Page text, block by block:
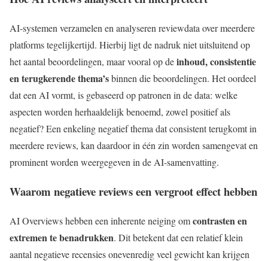
AI-systemen verzamelen en analyseren reviewdata over meerdere
platforms tegelijkertijd. Hierbij ligt de nadruk niet uitsluitend op
het aantal beoordelingen, maar vooral op deinhoud, consistentie
en terugkerende thema’sbinnen die beoordelingen. Het oordeel
dat een AI vormt, is gebaseerd op patronen in de data: welke
aspecten worden herhaaldelijk benoemd, zowel positief als
negatief? Een enkeling negatief thema dat consistent terugkomt in
meerdere reviews, kan daardoor in één zin worden samengevat en
prominent worden weergegeven in de AI-samenvatting.
Waarom negatieve reviews een vergroot effect hebben
AI Overviews hebben een inherente neiging omcontrasten en
extremen te benadrukken. Dit betekent dat een relatief klein
aantal negatieve recensies onevenredig veel gewicht kan krijgen